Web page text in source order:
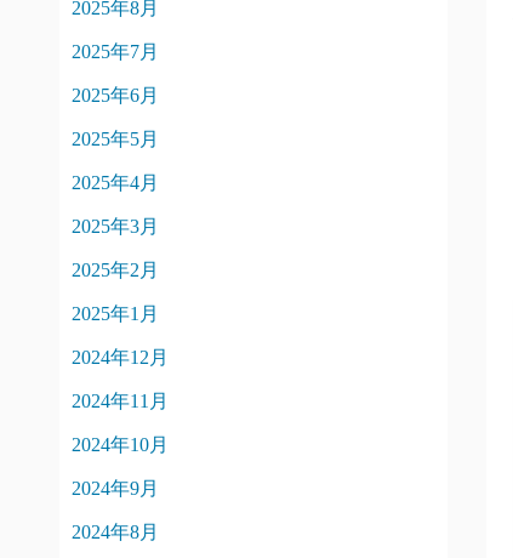
2025年8月
2025年7月
2025年6月
2025年5月
2025年4月
2025年3月
2025年2月
2025年1月
2024年12月
2024年11月
2024年10月
2024年9月
2024年8月